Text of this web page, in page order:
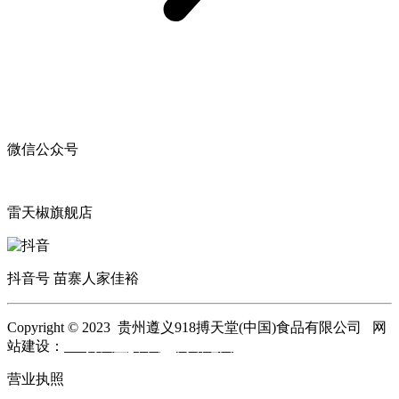
微信公众号
雷天椒旗舰店
抖音号 苗寨人家佳裕
Copyright © 2023 贵州遵义918搏天堂(中国)食品有限公司 网
站建设：
营业执照